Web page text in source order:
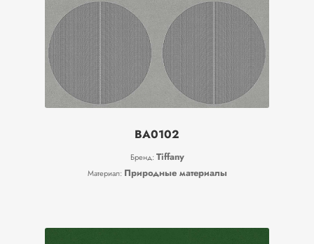
BA0102
Бренд: Tiffany
Материал: Природные материалы